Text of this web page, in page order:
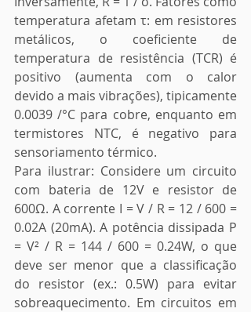
temperatura afetam τ: em resistores
metálicos, o coeficiente de
temperatura de resistência (TCR) é
positivo (aumenta com o calor
devido a mais vibrações), tipicamente
0.0039 /°C para cobre, enquanto em
termistores NTC, é negativo para
sensoriamento térmico.
Para ilustrar: Considere um circuito
com bateria de 12V e resistor de
600Ω. A corrente I = V / R = 12 / 600 =
0.02A (20mA). A potência dissipada P
= V² / R = 144 / 600 = 0.24W, o que
deve ser menor que a classificação
do resistor (ex.: 0.5W) para evitar
sobreaquecimento. Em circuitos em